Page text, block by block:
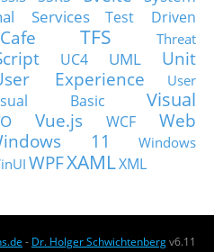
Services
Test Driven
TFS
Threat
UC4 UML
Unit
Experience
User
Basic
Visual
Vue.js WCF
Web
11
Windows
WPFXAMLXML
- Dr. Holger Schwichtenbergv6.11